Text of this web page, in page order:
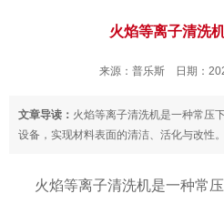
火焰等离子清洗
来源：普乐斯 日期：
文章导读： 火焰等离子清洗机是一种常压
设备，实现材料表面的清洁、活化与改性
火焰等离子清洗机是一种常